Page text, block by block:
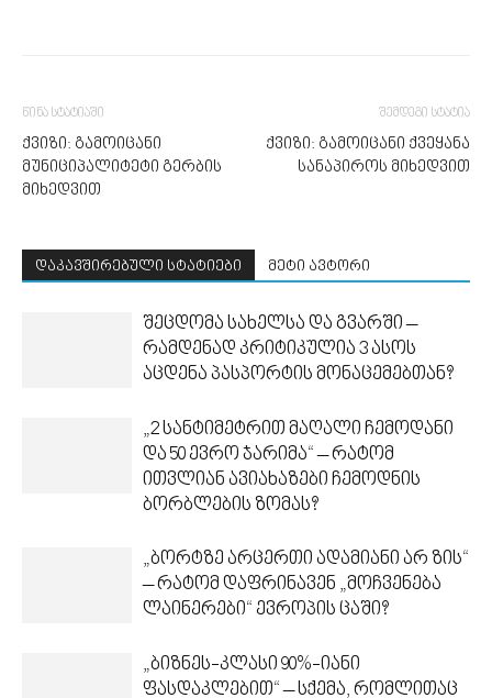
წინა სტატიაში
ქვიზი: გამოიცანი
მუნიციპალიტეტი გერბის
მიხედვით
შემდეგი სტატია
ქვიზი: გამოიცანი ქვეყანა
სანაპიროს მიხედვით
დაკავშირებული სტატიები მეტი ავტორი
შეცდომა სახელსა და გვარში –
რამდენად კრიტიკულია 3 ასოს
აცდენა პასპორტის მონაცემებთან?
„2 სანტიმეტრით მაღალი ჩემოდანი
და 50 ევრო ჯარიმა“ – რატომ
ითვლიან ავიახაზები ჩემოდნის
ბორბლების ზომას?
„ბორტზე არცერთი ადამიანი არ ზის“
– რატომ დაფრინავენ „მოჩვენება
ლაინერები“ ევროპის ცაში?
„ბიზნეს-კლასი 90%-იანი
ფასდაკლებით“ – სქემა, რომლითაც